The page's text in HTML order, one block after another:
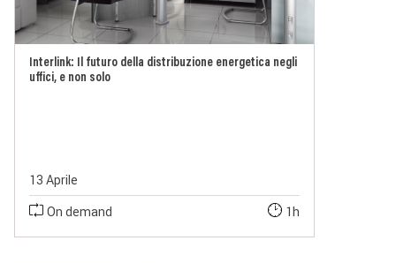
Interlink: Il futuro della distribuzione energetica negli
uffici, e non solo
13 Aprile
On demand
1h